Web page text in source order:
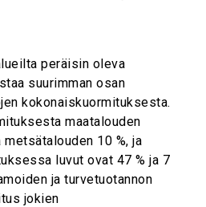
peräisin oleva
suurimman osan
kokonaiskuormituksesta.
maatalouden
10 %, ja
luvut ovat 47 % ja 7
ja turvetuotannon
jokien